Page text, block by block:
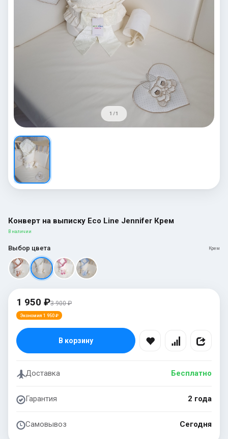
1 / 1
Конверт на выписку Eco Line Jennifer Крем
В наличии
Выбор цвета Крем
1 950 ₽3 900 ₽
Экономия 1 950 ₽
В корзину
Доставка Бесплатно
Гарантия 2 года
Самовывоз Сегодня